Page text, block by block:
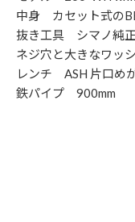
中身 カセット式の
抜き工具 シマノ純
ネジ穴と大きなワッ
レンチ ASH 片口め
鉄パイプ 900mm